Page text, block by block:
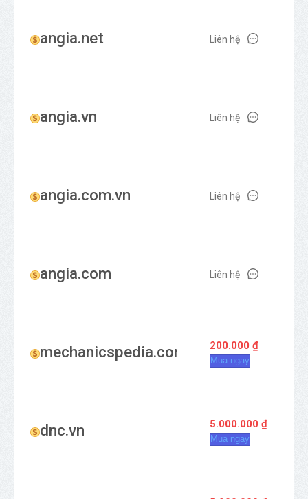
angia.net Liên hệ
angia.vn Liên hệ
angia.com.vn Liên hệ
angia.com Liên hệ
mechanicspedia.com 200.000 ₫
Mua ngay
dnc.vn 5.000.000 ₫
Mua ngay